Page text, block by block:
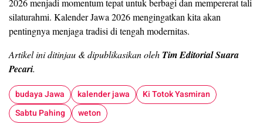
2026 menjadi momentum tepat untuk berbagi dan mempererat tali
silaturahmi. Kalender Jawa 2026 mengingatkan kita akan
pentingnya menjaga tradisi di tengah modernitas.
Artikel ini ditinjau & dipublikasikan oleh Tim Editorial Suara
Pecari.
budaya Jawa kalender jawa
Ki Totok Yasmiran
Sabtu Pahing
weton